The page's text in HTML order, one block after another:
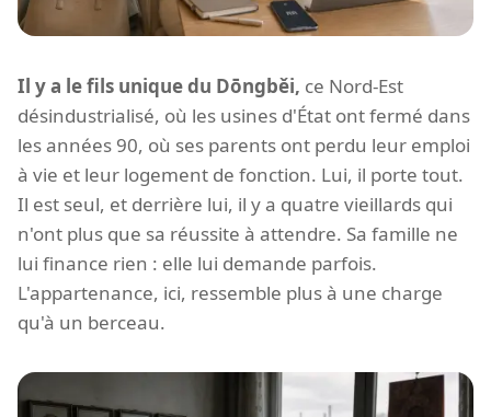
Il y a le fils unique du Dōngběi, ce Nord-Est
désindustrialisé, où les usines d'État ont fermé dans
les années 90, où ses parents ont perdu leur emploi
à vie et leur logement de fonction. Lui, il porte tout.
Il est seul, et derrière lui, il y a quatre vieillards qui
n'ont plus que sa réussite à attendre. Sa famille ne
lui finance rien : elle lui demande parfois.
L'appartenance, ici, ressemble plus à une charge
qu'à un berceau.